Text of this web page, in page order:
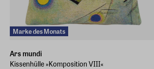
Marke des Monats
Ars mundi
Kissenhülle »Komposition VIII«